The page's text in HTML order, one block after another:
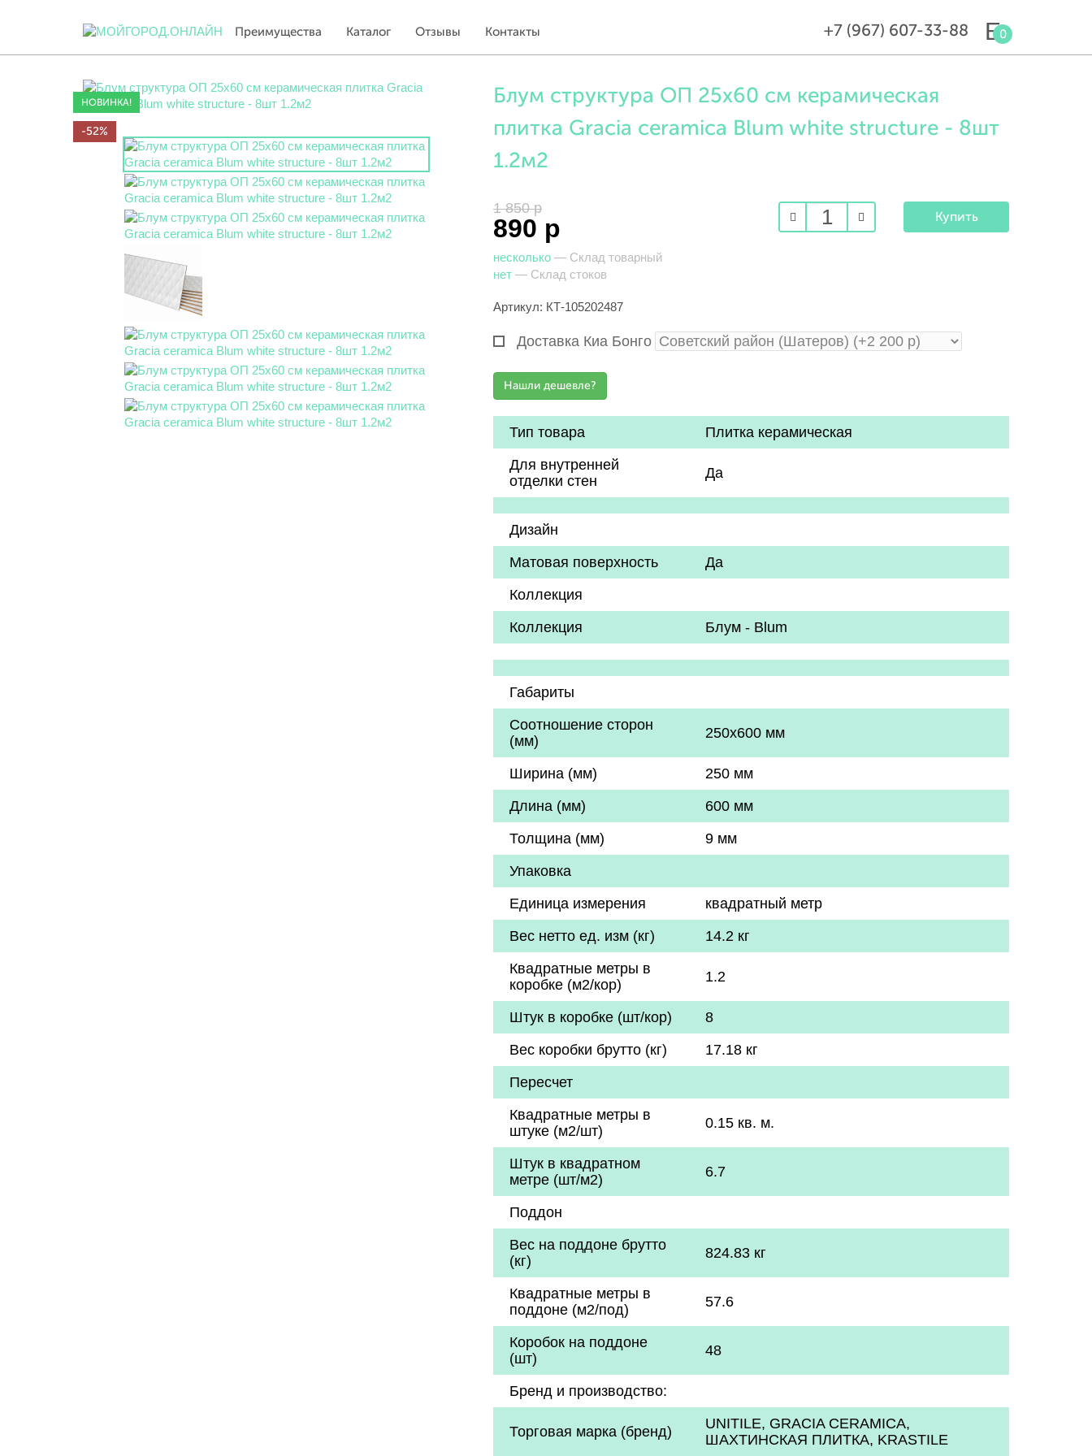
Преимущества Каталог Отзывы Контакты +7 (967) 607-33-88 0
НОВИНКА!
-52%
Блум структура ОП 25х60 см керамическая
плитка Gracia ceramica Blum white structure - 8шт
1.2м2
1 850 р
890 р
несколько — Склад товарный
нет — Склад стоков
Артикул: КТ-105202487
Доставка Киа Бонго
Тип товара
Плитка керамическая
Для внутренней
отделки стен
Да
Дизайн
Матовая поверхность
Да
Коллекция
Коллекция
Блум - Blum
Габариты
Соотношение сторон
(мм)
250x600 мм
Ширина (мм)
250 мм
Длина (мм)
600 мм
Толщина (мм)
9 мм
Упаковка
Единица измерения
квадратный метр
Вес нетто ед. изм (кг)
14.2 кг
Квадратные метры в
коробке (м2/кор)
1.2
Штук в коробке (шт/кор)
8
Вес коробки брутто (кг)
17.18 кг
Пересчет
Квадратные метры в
штуке (м2/шт)
0.15 кв. м.
Штук в квадратном
метре (шт/м2)
6.7
Поддон
Вес на поддоне брутто
(кг)
824.83 кг
Квадратные метры в
поддоне (м2/под)
57.6
Коробок на поддоне
(шт)
48
Бренд и производство:
Торговая марка (бренд)
UNITILE, GRACIA CERAMICA,
ШАХТИНСКАЯ ПЛИТКА, KRASTILE